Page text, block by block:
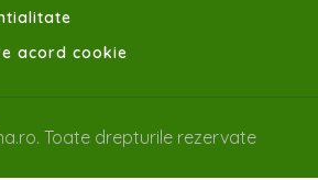
acord cookie
Toate drepturile rezervate